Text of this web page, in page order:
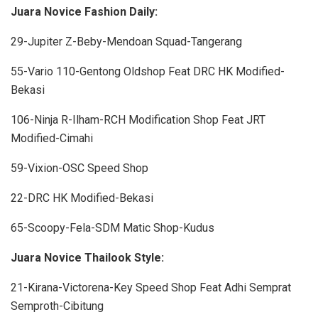
Juara Novice Fashion Daily:
29-Jupiter Z-Beby-Mendoan Squad-Tangerang
55-Vario 110-Gentong Oldshop Feat DRC HK Modified-
Bekasi
106-Ninja R-Ilham-RCH Modification Shop Feat JRT
Modified-Cimahi
59-Vixion-OSC Speed Shop
22-DRC HK Modified-Bekasi
65-Scoopy-Fela-SDM Matic Shop-Kudus
Juara Novice Thailook Style:
21-Kirana-Victorena-Key Speed Shop Feat Adhi Semprat
Semproth-Cibitung